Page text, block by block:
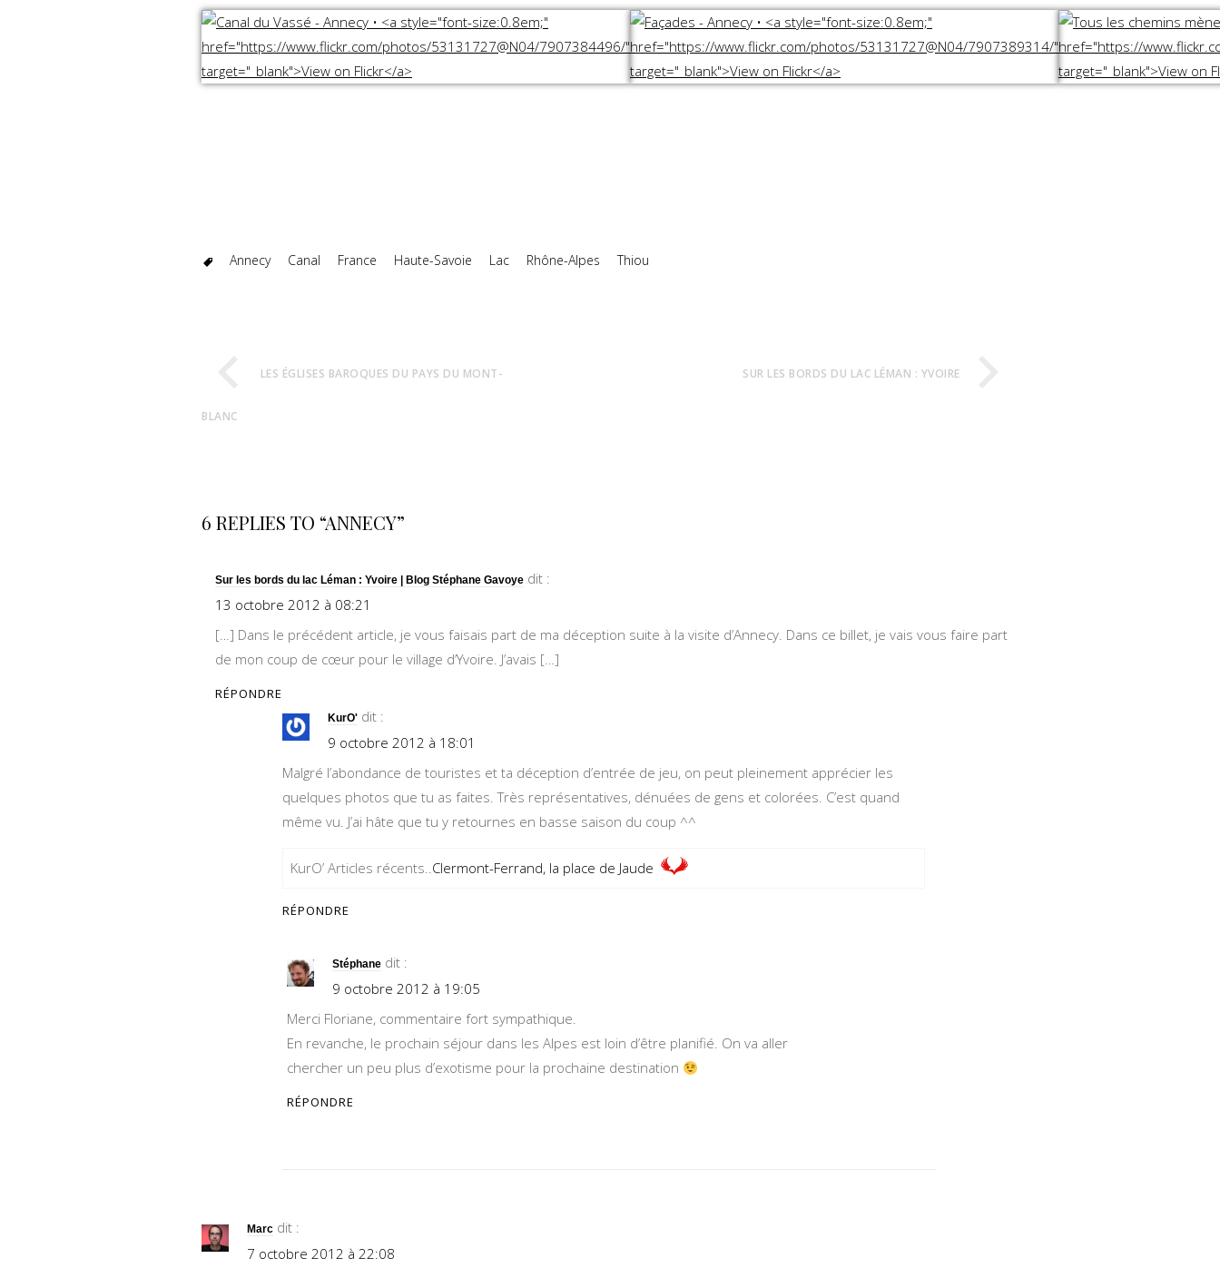
Annecy Canal France Haute-Savoie Lac Rhône-Alpes Thiou
LES ÉGLISES BAROQUES DU PAYS DU MONT-
BLANC
SUR LES BORDS DU LAC LÉMAN : YVOIRE
6 REPLIES TO “ANNECY”
Sur les bords du lac Léman : Yvoire | Blog Stéphane Gavoye dit :
13 octobre 2012 à 08:21
[…] Dans le précédent article, je vous faisais part de ma déception suite à la visite d’Annecy. Dans ce billet, je vais vous faire part
de mon coup de cœur pour le village d’Yvoire. J’avais […]
RÉPONDRE
KurO' dit :
9 octobre 2012 à 18:01
Malgré l’abondance de touristes et ta déception d’entrée de jeu, on peut pleinement apprécier les
quelques photos que tu as faites. Très représentatives, dénuées de gens et colorées. C’est quand
même vu. J’ai hâte que tu y retournes en basse saison du coup ^^
KurO’ Articles récents..Clermont-Ferrand, la place de Jaude
RÉPONDRE
Stéphane dit :
9 octobre 2012 à 19:05
Merci Floriane, commentaire fort sympathique.
En revanche, le prochain séjour dans les Alpes est loin d’être planifié. On va aller
chercher un peu plus d’exotisme pour la prochaine destination
RÉPONDRE
Marc dit :
7 octobre 2012 à 22:08